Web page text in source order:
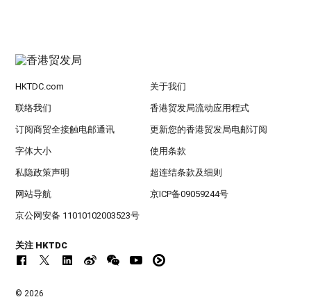
HKTDC.com 关于我们
联络我们 香港贸发局流动应用程式
订阅商贸全接触电邮通讯 更新您的香港贸发局电邮订阅
字体大小 使用条款
私隐政策声明 超连结条款及细则
网站导航 京ICP备09059244号
京公网安备 11010102003523号
关注 HKTDC
© 2026